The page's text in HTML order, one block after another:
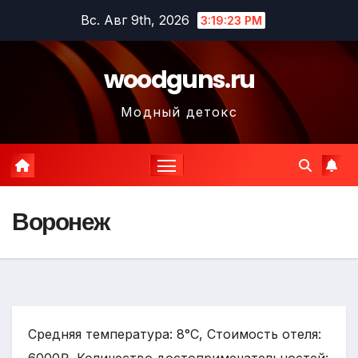
содержимому
Вс. Авг 9th, 2026 3:19:25 PM
woodguns.ru
Модный детокс
Воронеж
Средняя температура: 8°C, Стоимость отеля: